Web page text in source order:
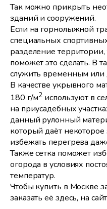
Так можно прикрыть
зданий и сооружений.
Если на горнолыжной
специальных
разделение территории,
поможет это сделать. В
служить временным или
В качестве укрывного
180 г/м2 используют в
на приусадебных
данный рулонный
который даёт
избежать перегрева
Также сетка поможет
огорода в условиях
температур.
Чтобы купить в Москве
заказать её здесь, на